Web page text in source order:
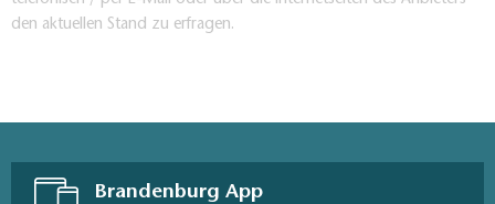
den aktuellen Stand zu erfragen.
Brandenburg App